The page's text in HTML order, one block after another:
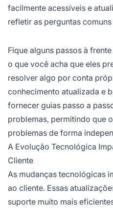
facilmente acessíveis e
refletir as perguntas
Fique alguns passos à
o que você acha que eles
resolver algo por conta
conhecimento atualizada e
fornecer guias passo a
problemas, permitindo que
problemas de forma
A Evolução Tecnológica
Cliente
As mudanças tecnológicas
ao cliente. Essas
suporte muito mais